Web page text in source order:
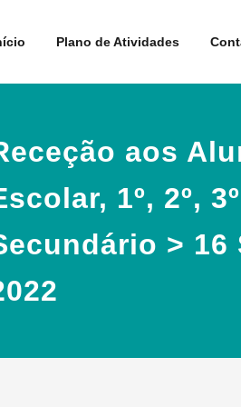
Plano de Atividades
aos
1º, 2º,
> 16